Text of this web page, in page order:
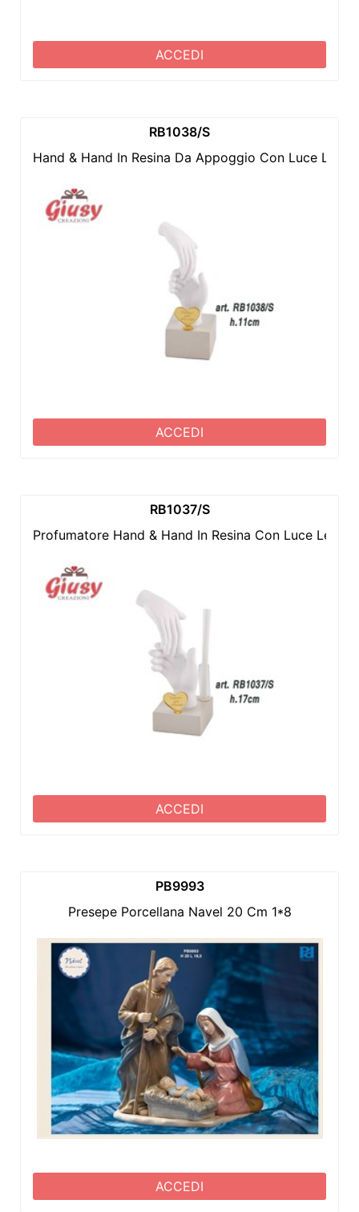
ACCEDI
RB1038/S
Hand & Hand In Resina Da Appoggio Con Luce Led
ACCEDI
RB1037/S
Profumatore Hand & Hand In Resina Con Luce Led
ACCEDI
PB9993
Presepe Porcellana Navel 20 Cm 1*8
ACCEDI